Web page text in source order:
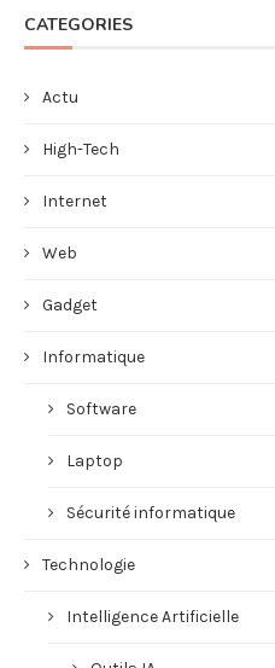
CATEGORIES
Actu
High-Tech
Internet
Web
Gadget
Informatique
Software
Laptop
Sécurité informatique
Technologie
Intelligence Artificielle